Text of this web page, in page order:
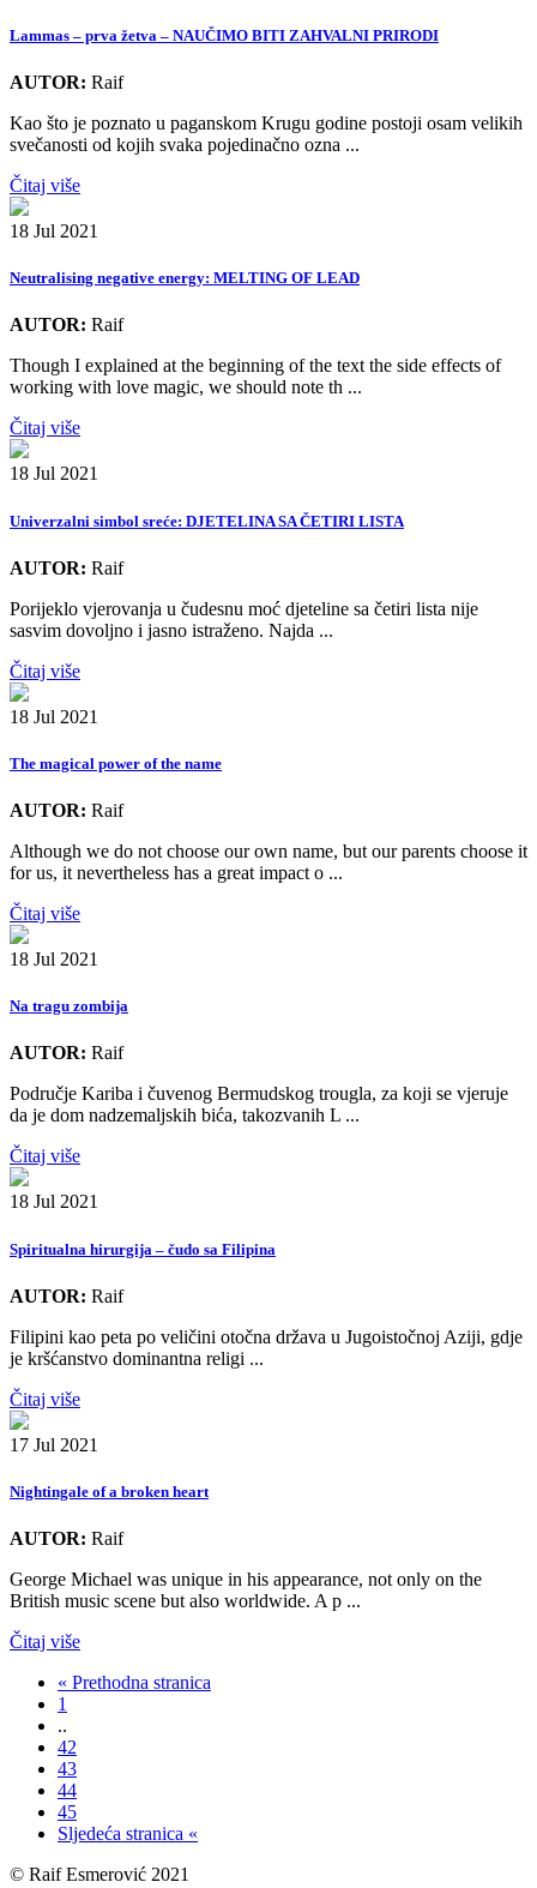
Lammas – prva žetva – NAUČIMO BITI ZAHVALNI PRIRODI
AUTOR: Raif
Kao što je poznato u paganskom Krugu godine postoji osam velikih
svečanosti od kojih svaka pojedinačno ozna ...
Čitaj više
18 Jul 2021
Neutralising negative energy: MELTING OF LEAD
AUTOR: Raif
Though I explained at the beginning of the text the side effects of
working with love magic, we should note th ...
Čitaj više
18 Jul 2021
Univerzalni simbol sreće: DJETELINA SA ČETIRI LISTA
AUTOR: Raif
Porijeklo vjerovanja u čudesnu moć djeteline sa četiri lista nije
sasvim dovoljno i jasno istraženo. Najda ...
Čitaj više
18 Jul 2021
The magical power of the name
AUTOR: Raif
Although we do not choose our own name, but our parents choose it
for us, it nevertheless has a great impact o ...
Čitaj više
18 Jul 2021
Na tragu zombija
AUTOR: Raif
Područje Kariba i čuvenog Bermudskog trougla, za koji se vjeruje
da je dom nadzemaljskih bića, takozvanih L ...
Čitaj više
18 Jul 2021
Spiritualna hirurgija – čudo sa Filipina
AUTOR: Raif
Filipini kao peta po veličini otočna država u Jugoistočnoj Aziji, gdje
je kršćanstvo dominantna religi ...
Čitaj više
17 Jul 2021
Nightingale of a broken heart
AUTOR: Raif
George Michael was unique in his appearance, not only on the
British music scene but also worldwide. A p ...
Čitaj više
« Prethodna stranica
1
..
42
43
44
45
Sljedeća stranica «
© Raif Esmerović 2021